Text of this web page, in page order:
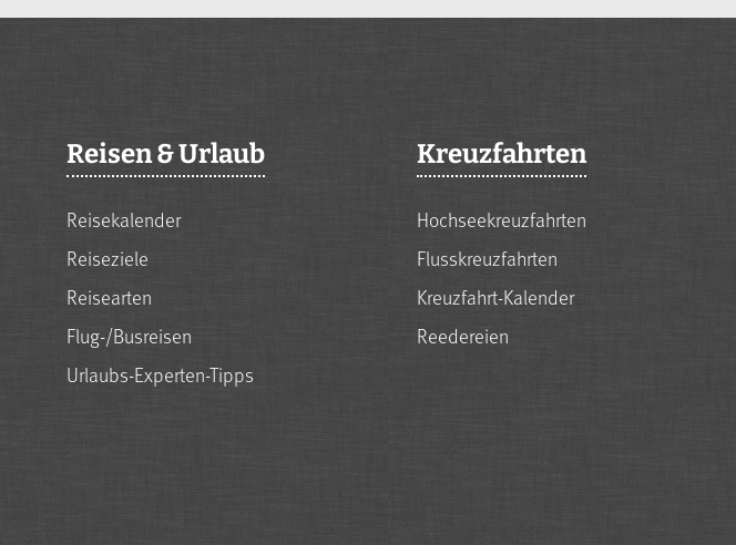
Reisen & Urlaub
Reisekalender
Reiseziele
Reisearten
Flug-/Busreisen
Urlaubs-Experten-Tipps
Kreuzfahrten
Hochseekreuzfahrten
Flusskreuzfahrten
Kreuzfahrt-Kalender
Reedereien